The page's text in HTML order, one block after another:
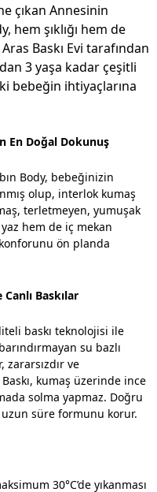
çıkan Annesinin
hem şıklığı hem de
Baskı Evi tarafından
3 yaşa kadar çeşitli
bebeğin ihtiyaçlarına
En Doğal Dokunuş
Body, bebeğinizin
olup, interlok kumaş
terletmeyen, yumuşak
hem de iç mekan
ön planda
Baskılar
baskı teknolojisi ile
su bazlı
zararsızdır ve
kumaş üzerinde ince
solma yapmaz. Doğru
süre formunu korur.
30°C’de yıkanması